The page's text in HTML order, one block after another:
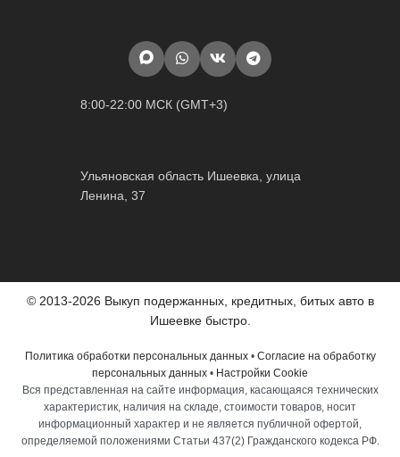
8:00-22:00 МСК (GMT+3)
Ульяновская область Ишеевка, улица
Ленина, 37
© 2013-2026 Выкуп подержанных, кредитных, битых авто в
Ишеевке быстро.
Политика обработки персональных данных• Согласие на обработку
персональных данных • Настройки Cookie
Вся представленная на сайте информация, касающаяся технических
характеристик, наличия на складе, стоимости товаров, носит
информационный характер и не является публичной офертой,
определяемой положениями Статьи 437(2) Гражданского кодекса РФ.